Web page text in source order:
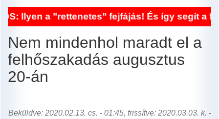
a "rettenetes" fejfájás! És így segít a
Nem mindenhol maradt el a
felhőszakadás augusztus
20-án
Beküldve: 2020.02.13. cs. - 01:45, frissítve: 2020.03.03. k. -